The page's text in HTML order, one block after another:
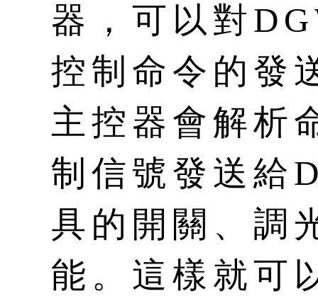
器，可以對
控制命令的發
主控器會解析
制信號發送給
具的開關、調
能。這樣就可